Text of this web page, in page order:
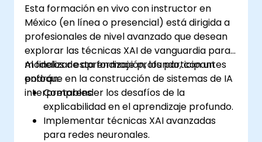
Esta formación en vivo con instructor en
México (en línea o presencial) está dirigida a
profesionales de nivel avanzado que desean
explorar las técnicas XAI de vanguardia para
modelos de aprendizaje profundo, con un
enfoque en la construcción de sistemas de IA
interpretables.
Al finalizar esta formación, los participantes
podrán:
Comprender los desafíos de la
explicabilidad en el aprendizaje profundo.
Implementar técnicas XAI avanzadas
para redes neuronales.